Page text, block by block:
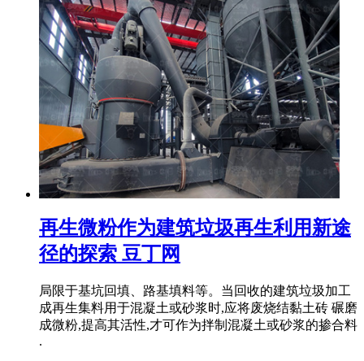
再生微粉作为建筑垃圾再生利用新途
径的探索 豆丁网
局限于基坑回填、路基填料等。当回收的建筑垃圾加工
成再生集料用于混凝土或砂浆时,应将废烧结黏土砖 碾磨
成微粉,提高其活性,才可作为拌制混凝土或砂浆的掺合料
.